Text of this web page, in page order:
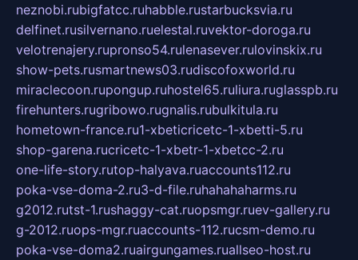
neznobi.rubigfatcc.ruhabble.rustarbucksvia.ru
delfinet.rusilvernano.ruelestal.ruvektor-doroga.ru
velotrenajery.rupronso54.rulenasever.rulovinskix.ru
show-pets.rusmartnews03.rudiscofoxworld.ru
miraclecoon.rupongup.ruhostel65.ruliura.ruglasspb.ru
firehunters.rugribowo.rugnalis.rubulkitula.ru
hometown-france.ru1-xbeticricetc-1-xbetti-5.ru
shop-garena.rucricetc-1-xbetr-1-xbetcc-2.ru
one-life-story.rutop-halyava.ruaccounts112.ru
poka-vse-doma-2.ru3-d-file.ruhahahaharms.ru
g2012.rutst-1.rushaggy-cat.ruopsmgr.ruev-gallery.ru
g-2012.ruops-mgr.ruaccounts-112.rucsm-demo.ru
poka-vse-doma2.ruairgungames.ruallseo-host.ru